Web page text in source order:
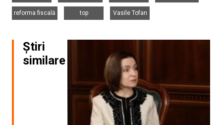
reforma fiscală
top
Vasile Tofan
Știri
similare